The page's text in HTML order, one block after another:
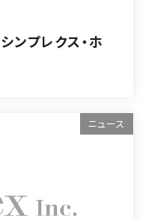
ンプレクス・ホ
ニュース